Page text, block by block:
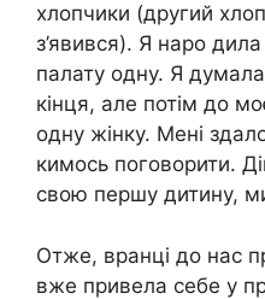
хлопчики (другий
з’явився). Я наро
палату одну. Я
кінця, але потім до
одну жінку. Мені
кимось поговорити.
свою першу дитину,
Отже, вранці до нас
вже привела себе у